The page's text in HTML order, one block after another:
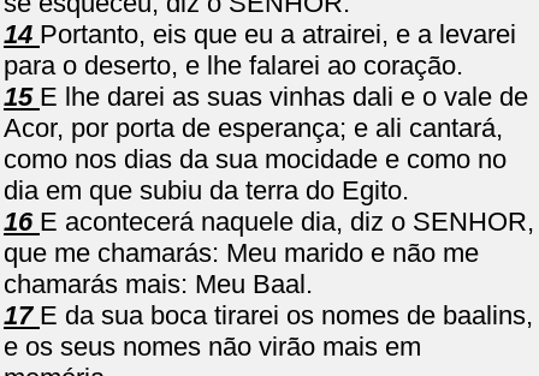
14 Portanto, eis que eu a atrairei, e a levarei
para o deserto, e lhe falarei ao coração.
15 E lhe darei as suas vinhas dali e o vale de
Acor, por porta de esperança; e ali cantará,
como nos dias da sua mocidade e como no
dia em que subiu da terra do Egito.
16 E acontecerá naquele dia, diz o SENHOR,
que me chamarás: Meu marido e não me
chamarás mais: Meu Baal.
17 E da sua boca tirarei os nomes de baalins,
e os seus nomes não virão mais em